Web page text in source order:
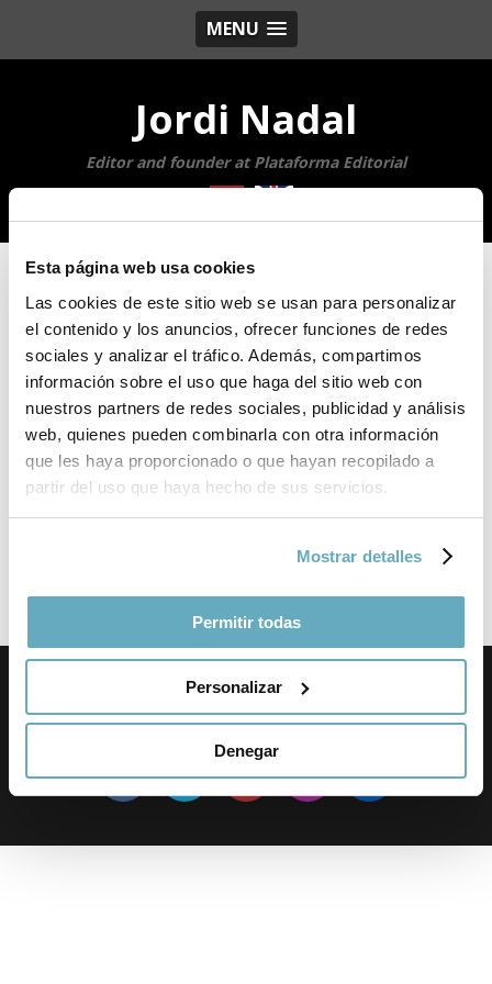
MENU
Esta página web usa cookies
Las cookies de este sitio web se usan para personalizar
el contenido y los anuncios, ofrecer funciones de redes
sociales y analizar el tráfico. Además, compartimos
información sobre el uso que haga del sitio web con
nuestros partners de redes sociales, publicidad y análisis
web, quienes pueden combinarla con otra información
que les haya proporcionado o que hayan recopilado a
partir del uso que haya hecho de sus servicios.
Mostrar detalles
Permitir todas
Personalizar
Denegar
Jordi Nadal
Editor and founder at Plataforma Editorial
Reviews of Book Therapy
Reviews in the media of the book Book Therapy.
Reviews
Cookies policy
Plataforma Editorial
© Copyright Jordi Nadal